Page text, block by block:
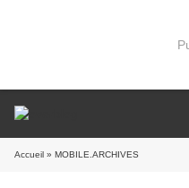
Accueil » MOBILE.ARCHIVES